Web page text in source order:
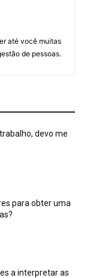
até você muitas
de pessoas.
devo me
para obter uma
a interpretar as